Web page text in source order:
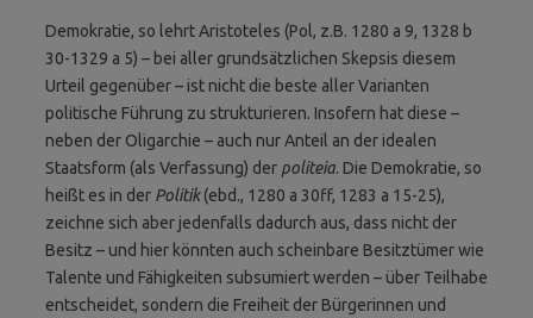
Demokratie, so lehrt Aristoteles (Pol, z.B. 1280 a 9, 1328 b
30-1329 a 5) – bei aller grundsätzlichen Skepsis diesem
Urteil gegenüber – ist nicht die beste aller Varianten
politische Führung zu strukturieren. Insofern hat diese –
neben der Oligarchie – auch nur Anteil an der idealen
Staatsform (als Verfassung) der politeia. Die Demokratie, so
heißt es in der Politik(ebd., 1280 a 30ff, 1283 a 15-25),
zeichne sich aber jedenfalls dadurch aus, dass nicht der
Besitz – und hier könnten auch scheinbare Besitztümer wie
Talente und Fähigkeiten subsumiert werden – über Teilhabe
entscheidet, sondern die Freiheit der Bürgerinnen und